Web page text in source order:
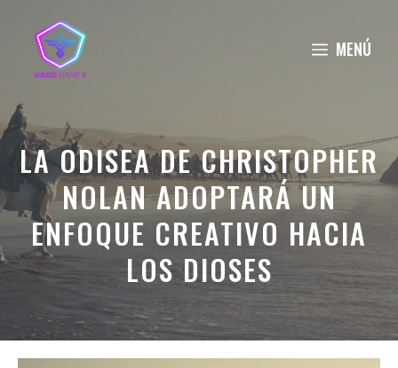
contenido
MENÚ
LA ODISEA DE CHRISTOPHER
NOLAN ADOPTARÁ UN
ENFOQUE CREATIVO HACIA
LOS DIOSES